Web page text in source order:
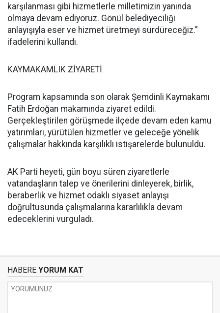
karşılanması gibi hizmetlerle milletimizin yanında
olmaya devam ediyoruz. Gönül belediyeciliği
anlayışıyla eser ve hizmet üretmeyi sürdüreceğiz.”
ifadelerini kullandı.
KAYMAKAMLIK ZİYARETİ
Program kapsamında son olarak Şemdinli Kaymakamı
Fatih Erdoğan makamında ziyaret edildi.
Gerçekleştirilen görüşmede ilçede devam eden kamu
yatırımları, yürütülen hizmetler ve geleceğe yönelik
çalışmalar hakkında karşılıklı istişarelerde bulunuldu.
AK Parti heyeti, gün boyu süren ziyaretlerle
vatandaşların talep ve önerilerini dinleyerek, birlik,
beraberlik ve hizmet odaklı siyaset anlayışı
doğrultusunda çalışmalarına kararlılıkla devam
edeceklerini vurguladı.
HABERE YORUM KAT